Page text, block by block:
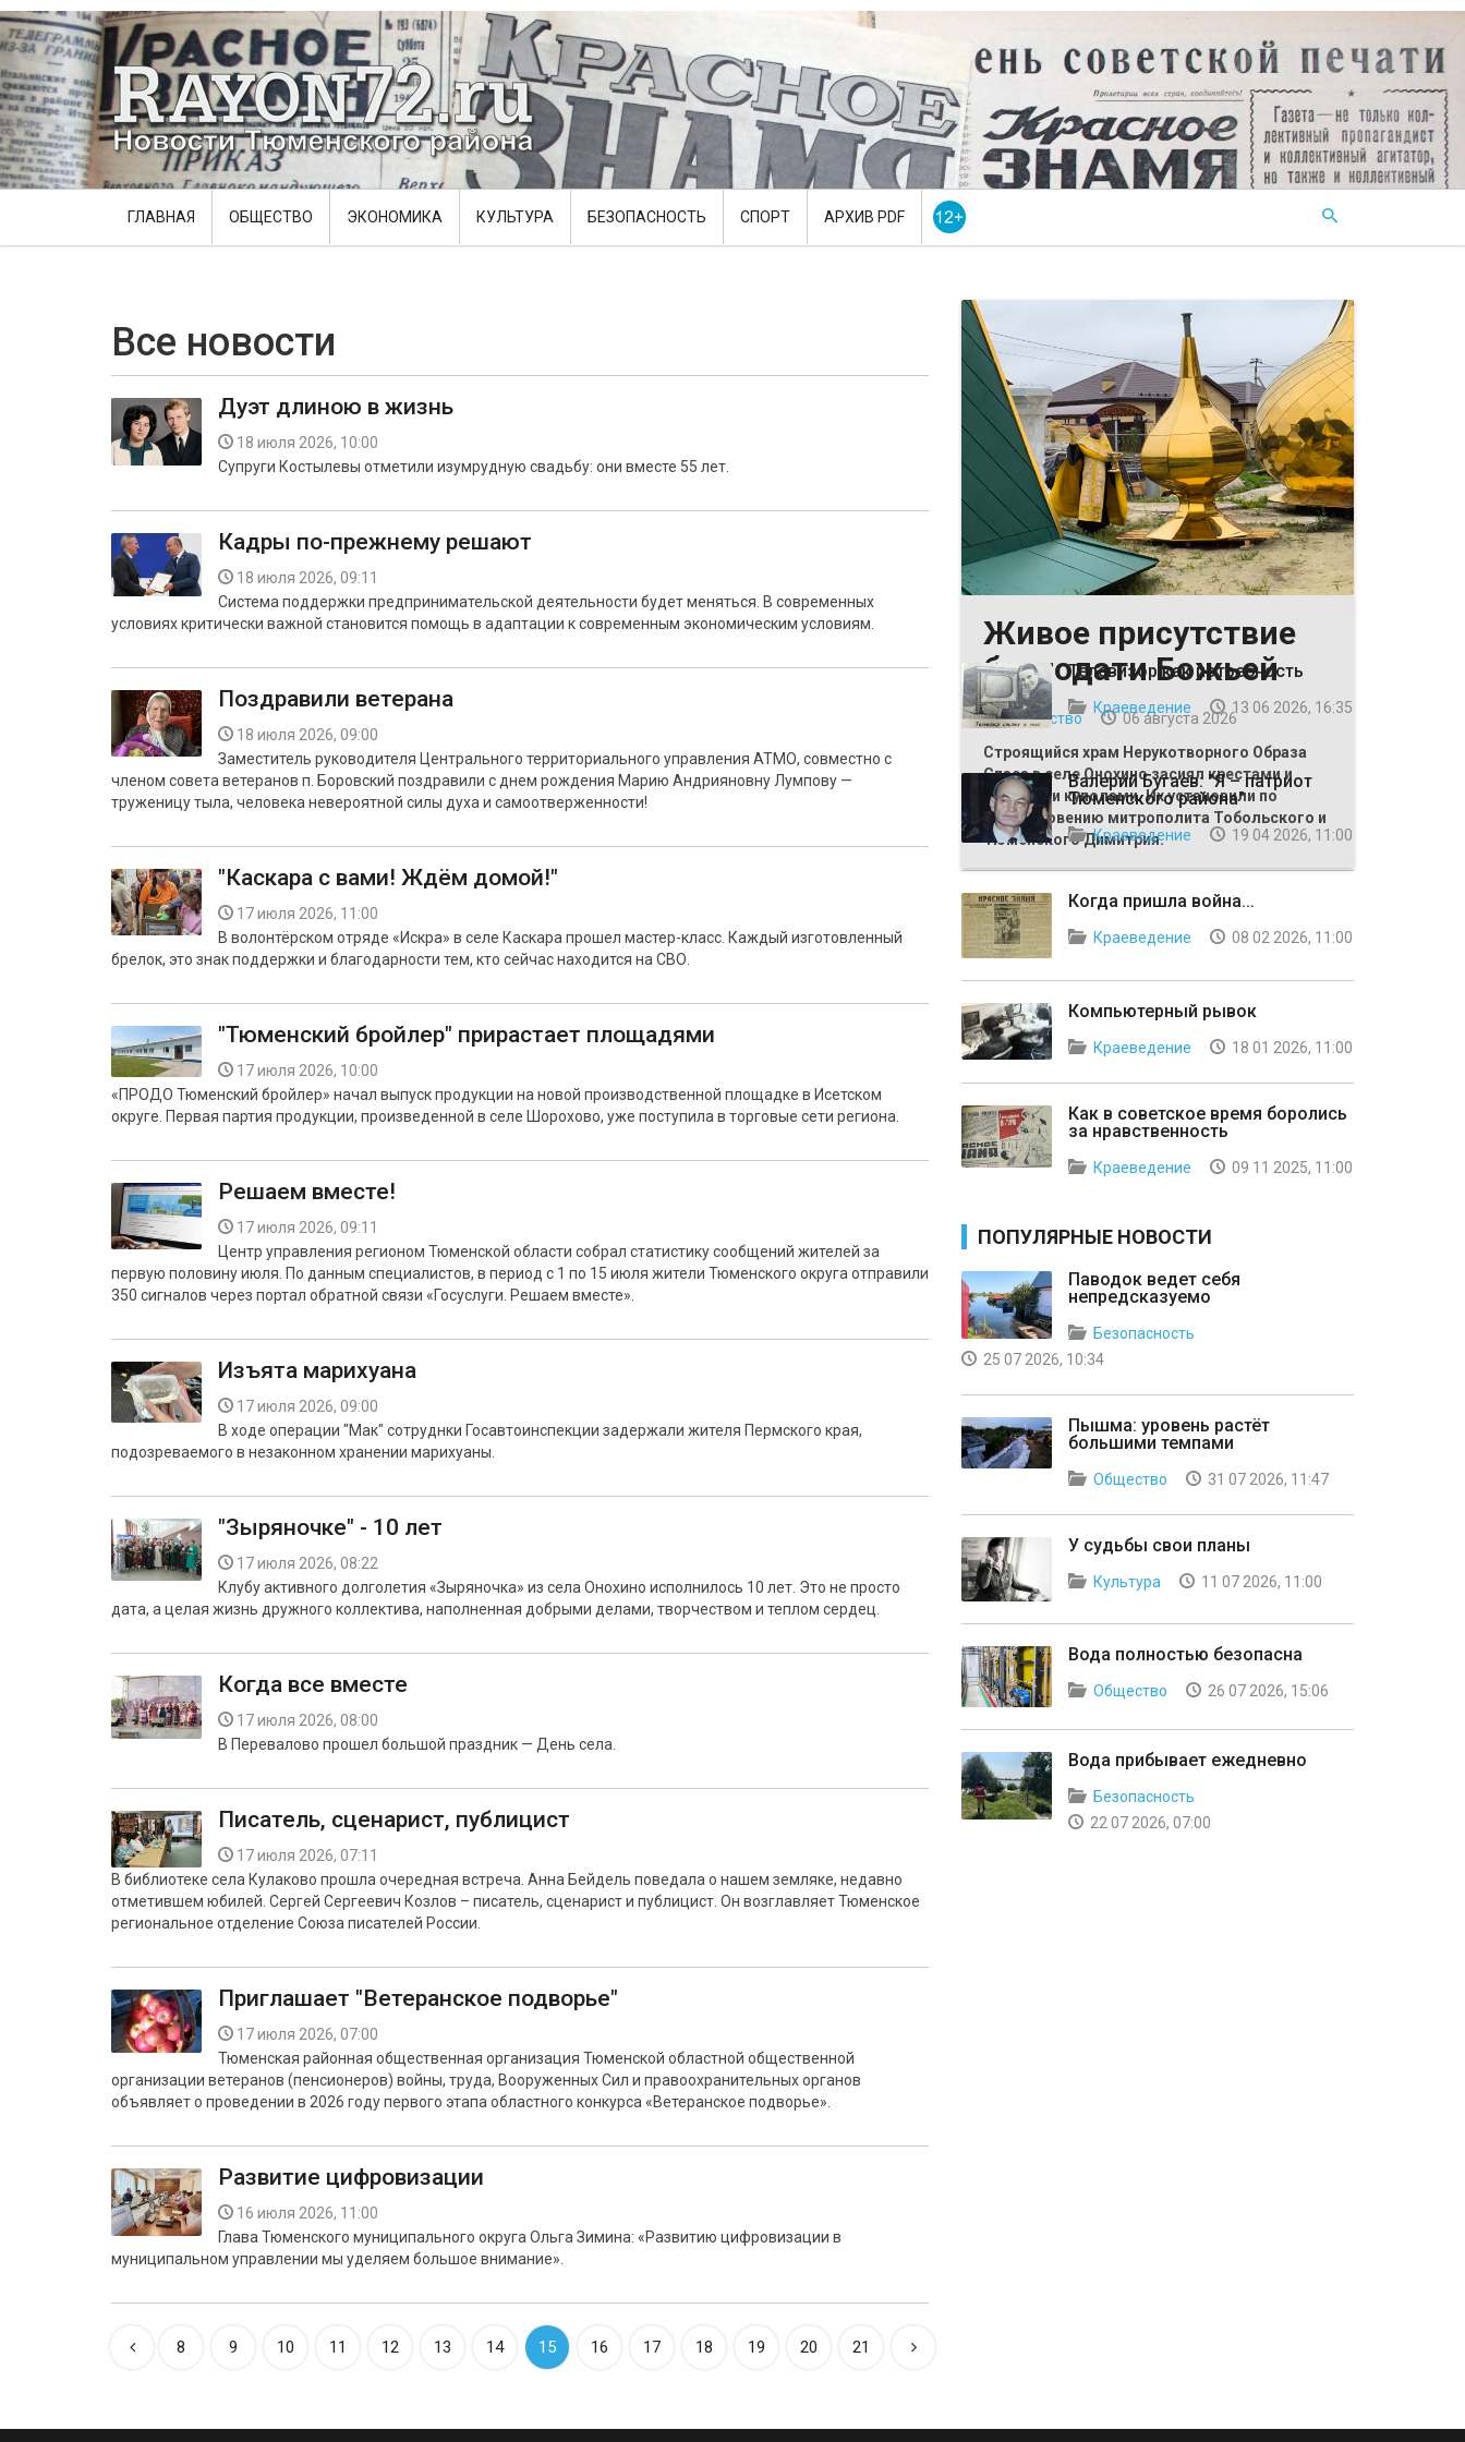
ГЛАВНАЯ ОБЩЕСТВО ЭКОНОМИКА КУЛЬТУРА БЕЗОПАСНОСТЬ СПОРТ АРХИВ PDF
Все новости
Дуэт длиною в жизнь
18 июля 2026, 10:00
Супруги Костылевы отметили изумрудную свадьбу: они вместе 55 лет.
Кадры по-прежнему решают
18 июля 2026, 09:11
Система поддержки предпринимательской деятельности будет меняться. В современных
условиях критически важной становится помощь в адаптации к современным экономическим условиям.
Поздравили ветерана
18 июля 2026, 09:00
Заместитель руководителя Центрального территориального управления АТМО, совместно с
членом совета ветеранов п. Боровский поздравили с днем рождения Марию Андрияновну Лумпову —
труженицу тыла, человека невероятной силы духа и самоотверженности!
"Каскара с вами! Ждём домой!"
17 июля 2026, 11:00
В волонтёрском отряде «Искра» в селе Каскара прошел мастер-класс. Каждый изготовленный
брелок, это знак поддержки и благодарности тем, кто сейчас находится на СВО.
"Тюменский бройлер" прирастает площадями
17 июля 2026, 10:00
«ПРОДО Тюменский бройлер» начал выпуск продукции на новой производственной площадке в Исетском
округе. Первая партия продукции, произведенной в селе Шорохово, уже поступила в торговые сети региона.
Решаем вместе!
17 июля 2026, 09:11
Центр управления регионом Тюменской области собрал статистику сообщений жителей за
первую половину июля. По данным специалистов, в период с 1 по 15 июля жители Тюменского округа отправили
350 сигналов через портал обратной связи «Госуслуги. Решаем вместе».
Изъята марихуана
17 июля 2026, 09:00
В ходе операции "Мак" сотруднки Госавтоинспекции задержали жителя Пермского края,
подозреваемого в незаконном хранении марихуаны.
"Зыряночке" - 10 лет
17 июля 2026, 08:22
Клубу активного долголетия «Зыряночка» из села Онохино исполнилось 10 лет. Это не просто
дата, а целая жизнь дружного коллектива, наполненная добрыми делами, творчеством и теплом сердец.
Когда все вместе
17 июля 2026, 08:00
В Перевалово прошел большой праздник — День села.
Писатель, сценарист, публицист
17 июля 2026, 07:11
В библиотеке села Кулаково прошла очередная встреча. Анна Бейдель поведала о нашем земляке, недавно
отметившем юбилей. Сергей Сергеевич Козлов – писатель, сценарист и публицист. Он возглавляет Тюменское
региональное отделение Союза писателей России.
Приглашает "Ветеранское подворье"
17 июля 2026, 07:00
Тюменская районная общественная организация Тюменской областной общественной
организации ветеранов (пенсионеров) войны, труда, Вооруженных Сил и правоохранительных органов
объявляет о проведении в 2026 году первого этапа областного конкурса «Ветеранское подворье».
Развитие цифровизации
16 июля 2026, 11:00
Глава Тюменского муниципального округа Ольга Зимина: «Развитию цифровизации в
муниципальном управлении мы уделяем большое внимание».
8 9 10 11 12 13 14 15 16 17 18 19 20 21
Живое присутствие
благодати Божьей
Общество
06 августа 2026
Строящийся храм Нерукотворного Образа
Спаса в селе Онохино засиял крестами и
главными куполами. Их установили по
благословению митрополита Тобольского и
Тюменского Димитрия.
ВЫБОР РЕДАКЦИИ
Телевизор как потребность
Краеведение 13 06 2026, 16:35
Валерий Бугаев: "Я – патриот
Тюменского района"
Краеведение 19 04 2026, 11:00
Когда пришла война...
Краеведение 08 02 2026, 11:00
Компьютерный рывок
Краеведение 18 01 2026, 11:00
Как в советское время боролись
за нравственность
Краеведение 09 11 2025, 11:00
ПОПУЛЯРНЫЕ НОВОСТИ
Паводок ведет себя
непредсказуемо
Безопасность
25 07 2026, 10:34
Пышма: уровень растёт
большими темпами
Общество 31 07 2026, 11:47
У судьбы свои планы
Культура 11 07 2026, 11:00
Вода полностью безопасна
Общество 26 07 2026, 15:06
Вода прибывает ежедневно
Безопасность
22 07 2026, 07:00